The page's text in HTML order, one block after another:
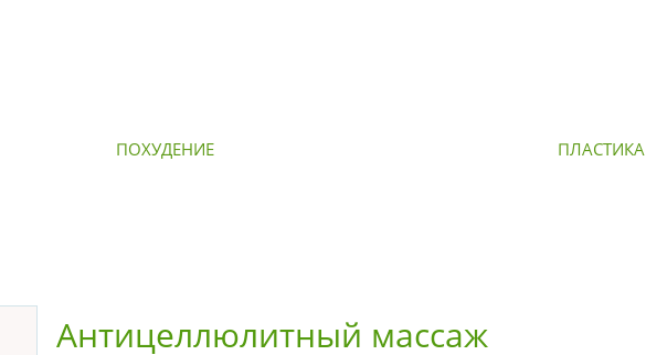
ПОХУДЕНИЕ ПЛАСТИКА
Антицеллюлитный массаж